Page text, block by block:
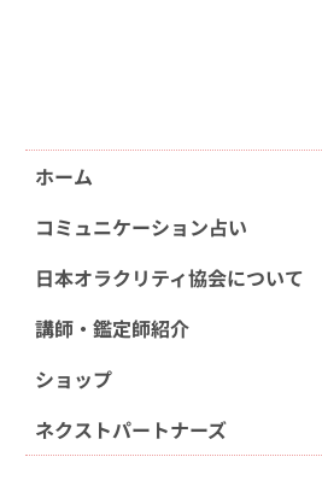
ホーム
コミュニケーション占い
日本オラクリティ協会について
講師・鑑定師紹介
ショップ
ネクストパートナーズ